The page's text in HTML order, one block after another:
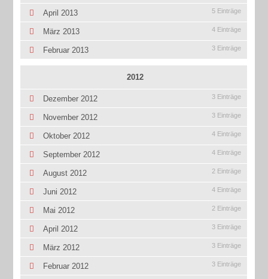
April 2013 5 Einträge
März 2013 4 Einträge
Februar 2013 3 Einträge
2012
Dezember 2012 3 Einträge
November 2012 3 Einträge
Oktober 2012 4 Einträge
September 2012 4 Einträge
August 2012 2 Einträge
Juni 2012 4 Einträge
Mai 2012 2 Einträge
April 2012 3 Einträge
März 2012 3 Einträge
Februar 2012 3 Einträge